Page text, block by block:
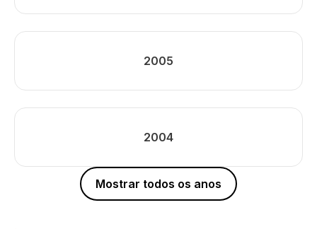
2005
2004
Mostrar todos os anos